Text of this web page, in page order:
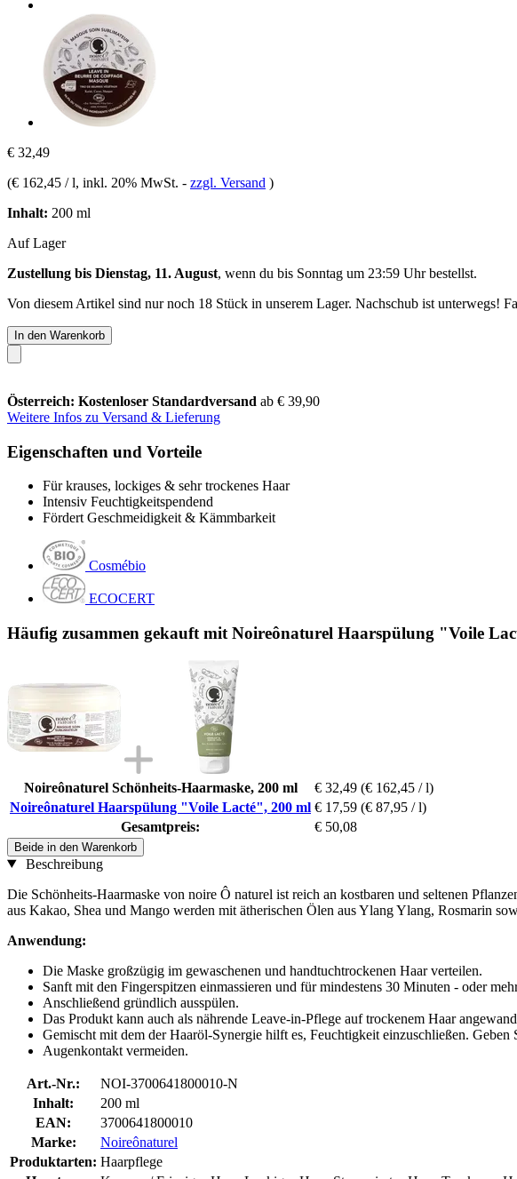
€ 32,49
(€ 162,45 / l, inkl. 20% MwSt. - zzgl. Versand )
Inhalt: 200 ml
Auf Lager
Zustellung bis Dienstag, 11. August, wenn du bis Sonntag um 23:59 Uhrbestellst.
Von diesem Artikel sind nur noch 18 Stück in unserem Lager. Nachschub ist unterwegs!
In den Warenkorb
Österreich: Kostenloser Standardversand ab € 39,90
Weitere Infos zu Versand & Lieferung
Eigenschaften und Vorteile
Für krauses, lockiges & sehr trockenes Haar
Intensiv Feuchtigkeitspendend
Fördert Geschmeidigkeit & Kämmbarkeit
Cosmébio
ECOCERT
Häufig zusammen gekauft mit Noireônaturel Haarspülung "Voile
Noireônaturel Schönheits-Haarmaske, 200 ml € 32,49 (€ 162,45 / l)
Noireônaturel Haarspülung "Voile Lacté", 200 ml € 17,59 (€ 87,95 / l)
Gesamtpreis:
€ 50,08
Beide in den Warenkorb
Beschreibung
Die Schönheits-Haarmaske von noire Ô naturel ist reich an kostbaren und seltenen
aus Kakao, Shea und Mango werden mit ätherischen Ölen aus Ylang Ylang, Rosmarin
Anwendung:
Die Maske großzügig im gewaschenen und handtuchtrockenen Haar verteilen.
Sanft mit den Fingerspitzen einmassieren und für mindestens 30 Minuten - oder
Anschließend gründlich ausspülen.
Das Produkt kann auch als nährende Leave-in-Pflege auf trockenem Haar
Gemischt mit dem der Haaröl-Synergie hilft es, Feuchtigkeit einzuschließen.
Augenkontakt vermeiden.
Art.-Nr.:
NOI-3700641800010-N
Inhalt:
200 ml
EAN:
3700641800010
Marke:
Noireônaturel
Produktarten: Haarpflege